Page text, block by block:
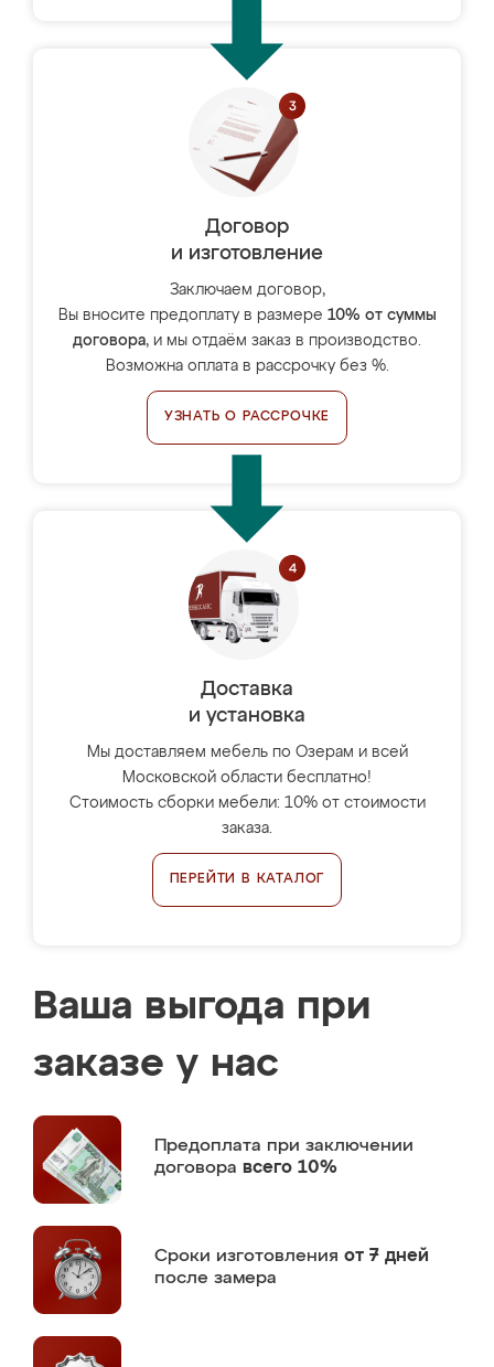
Договор
и изготовление
Заключаем договор,
Вы вносите предоплату в размере 10% от суммы
договора, и мы отдаём заказ в производство.
Возможна оплата в рассрочку без %.
УЗНАТЬ О РАССРОЧКЕ
Доставка
и установка
Мы доставляем мебель по Озерам и всей
Московской области бесплатно!
Стоимость сборки мебели: 10% от стоимости
заказа.
ПЕРЕЙТИ В КАТАЛОГ
Ваша выгода при
заказе у нас
Предоплата при заключении
договора всего 10%
Сроки изготовления от 7 дней
после замера